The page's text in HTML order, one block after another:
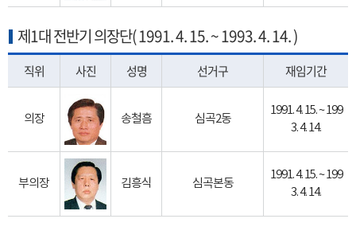
제1대 전반기 의장단( 1991. 4. 15. ~ 1993. 4. 14. )
직위 사진 성명 선거구 재임기간
의장 송철흠 심곡2동
1991. 4. 15. ~ 199
3. 4. 14.
부의장 김흥식 심곡본동
1991. 4. 15. ~ 199
3. 4. 14.